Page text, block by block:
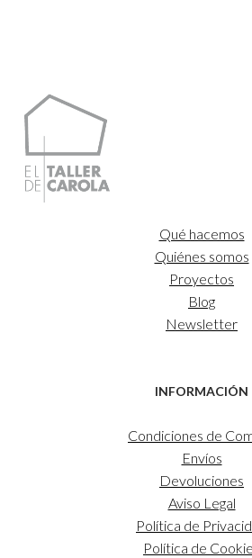
Qué hacemos
Quiénes somos
Proyectos
Blog
Newsletter
INFORMACIÓN
Condiciones de
Envíos
Devoluciones
Aviso Legal
Política de
Política de